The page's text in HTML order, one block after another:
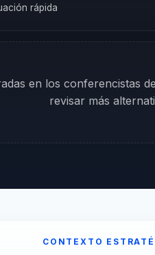
rápida
en los conferencistas
revisar más
CONTEXTO